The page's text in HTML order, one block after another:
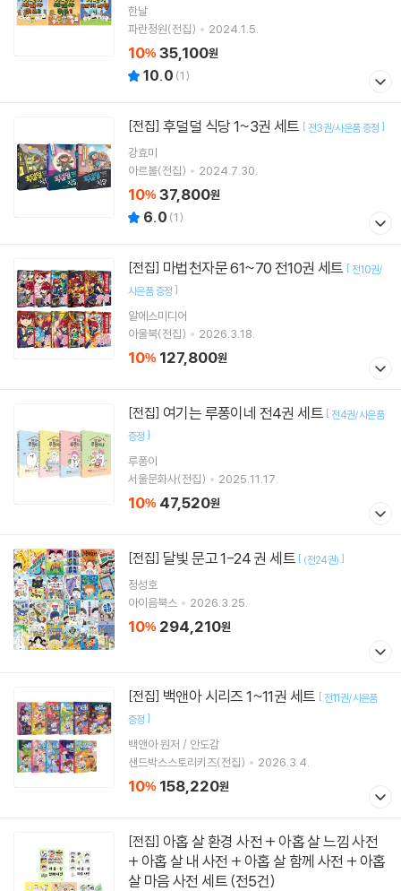
한날
파란정원(전집)
2024.1.5.
10% 35,100원
10.0 (1)
[전집] 후덜덜 식당 1~3권 세트 [ 전3권/사은품 증정 ]
강효미
아르볼(전집)
2024.7.30.
10% 37,800원
6.0 (1)
[전집] 마법천자문 61~70 전10권 세트 [ 전10권/
사은품 증정 ]
알에스미디어
아울북(전집)
2026.3.18.
10% 127,800원
[전집] 여기는 루퐁이네 전4권 세트 [ 전4권/사은품
증정 ]
루퐁이
서울문화사(전집)
2025.11.17.
10% 47,520원
[전집] 달빛 문고 1-24 권 세트 [ (전24권) ]
정성호
아이음북스
2026.3.25.
10% 294,210원
[전집] 백앤아 시리즈 1~11권 세트 [ 전11권/사은품
증정 ]
백앤아 원저 / 안도감
샌드박스스토리키즈(전집)
2026.3.4.
10% 158,220원
[전집]
+ 아홉 살 내 사전 + 아홉 살 함께 사전 + 아홉
살 마음 사전 세트 (전5건)